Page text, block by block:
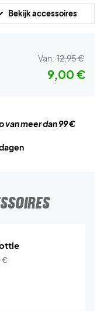
Bekijk accessoires
Van: 12,95 €
9,00 €
van meer dan 99 €
€